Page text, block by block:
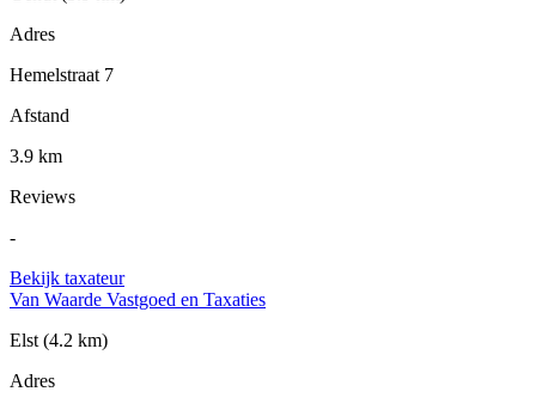
Adres
Hemelstraat 7
Afstand
3.9 km
Reviews
-
Bekijk taxateur
Van Waarde Vastgoed en Taxaties
Elst (4.2 km)
Adres